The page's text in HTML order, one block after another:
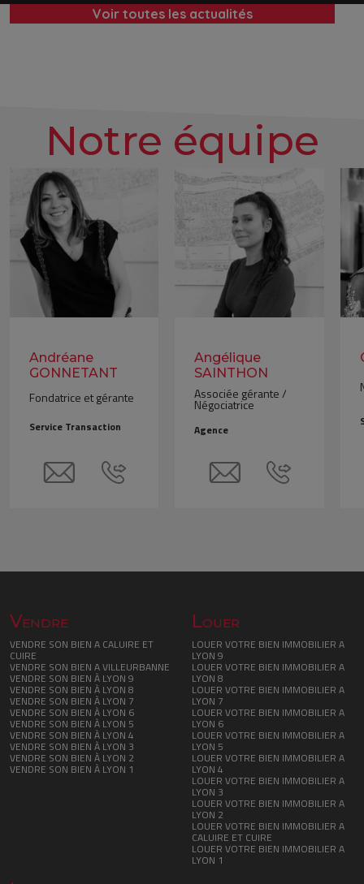
Voir toutes les actualités
Notre équipe
Andréane
GONNETANT
Fondatrice et gérante
Service Transaction
Angélique
SAINTHON
Associée gérante /
Négociatrice
Agence
Vendre
VENDRE SON BIEN A CALUIRE ET
CUIRE
VENDRE SON BIEN A VILLEURBANNE
VENDRE SON BIEN À LYON 9
VENDRE SON BIEN À LYON 8
VENDRE SON BIEN À LYON 7
VENDRE SON BIEN À LYON 6
VENDRE SON BIEN À LYON 5
VENDRE SON BIEN À LYON 4
VENDRE SON BIEN À LYON 3
VENDRE SON BIEN À LYON 2
VENDRE SON BIEN À LYON 1
Louer
LOUER VOTRE BIEN IMMOBILIER A
LYON 9
LOUER VOTRE BIEN IMMOBILIER A
LYON 8
LOUER VOTRE BIEN IMMOBILIER A
LYON 7
LOUER VOTRE BIEN IMMOBILIER A
LYON 6
LOUER VOTRE BIEN IMMOBILIER A
LYON 5
LOUER VOTRE BIEN IMMOBILIER A
LYON 4
LOUER VOTRE BIEN IMMOBILIER A
LYON 3
LOUER VOTRE BIEN IMMOBILIER A
LYON 2
LOUER VOTRE BIEN IMMOBILIER A
CALUIRE ET CUIRE
LOUER VOTRE BIEN IMMOBILIER A
LYON 1